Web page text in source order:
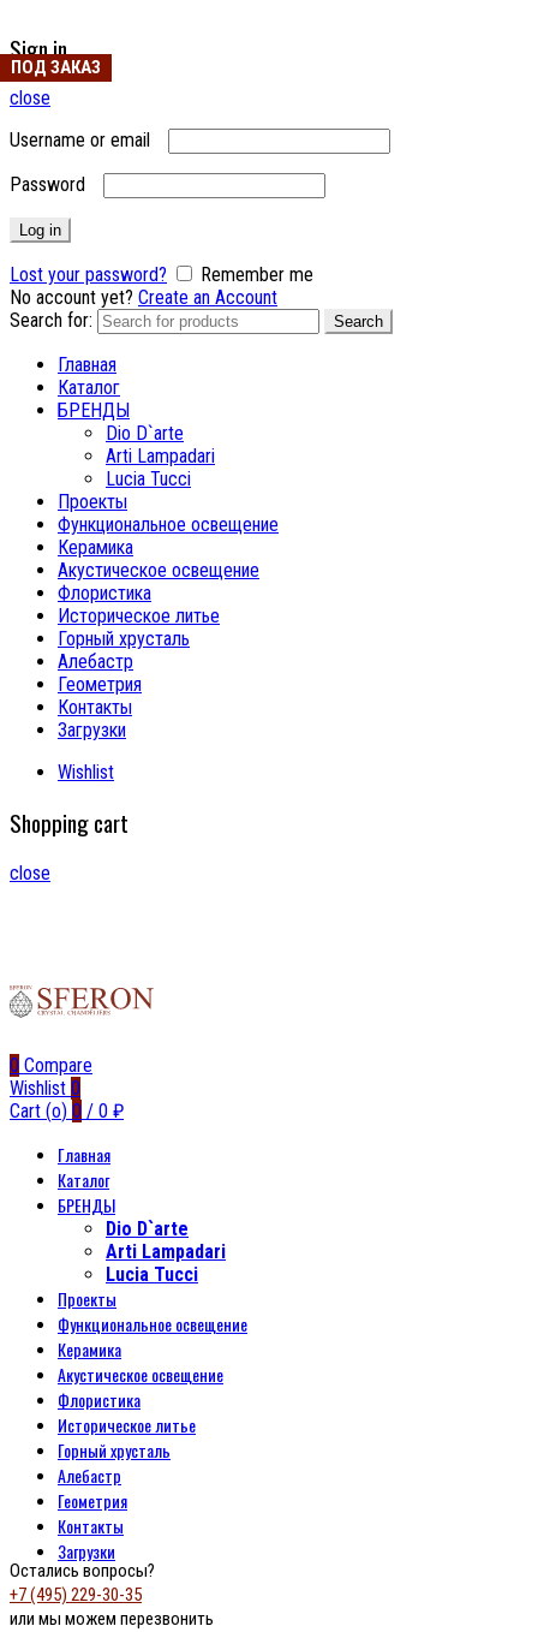
Sign in
close
Username or email
Password
Log in
Lost your password?
Remember me
No account yet? Create an Account
Search for:
Search
Главная
Каталог
БРЕНДЫ
Dio D`arte
Arti Lampadari
Lucia Tucci
Проекты
Функциональное освещение
Керамика
Акустическое освещение
Флористика
Историческое литье
Горный хрусталь
Алебастр
Геометрия
Контакты
Загрузки
Wishlist
Shopping cart
close
0 Compare
Wishlist 0
Cart (o) 0 / 0 ₽
Главная
Каталог
БРЕНДЫ
Dio D`arte
Arti Lampadari
Lucia Tucci
Проекты
Функциональное освещение
Керамика
Акустическое освещение
Флористика
Историческое литье
Горный хрусталь
Алебастр
Геометрия
Контакты
Загрузки
Остались вопросы?
+7 (495) 229-30-35
или мы можем перезвонить
ПОД ЗАКАЗ
ПОД ЗАКАЗ
ПОД ЗАКАЗ
ПОД ЗАКАЗ
ПОД ЗАКАЗ